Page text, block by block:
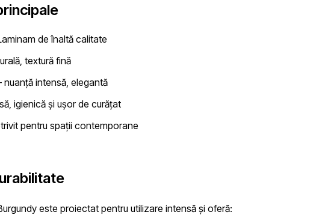
de înaltă calitate
textură fină
nuanță intensă, elegantă
igienică și ușor de curățat
pentru spații contemporane
este proiectat pentru utilizare intensă și oferă: